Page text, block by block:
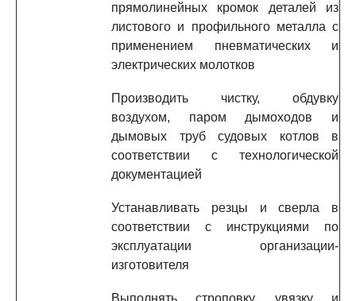
прямолинейных кромок деталей из
листового и профильного металла с
применением пневматических и
электрических молотков
Производить чистку, обдувку
воздухом, паром дымоходов и
дымовых труб судовых котлов в
соответствии с технологической
документацией
Устанавливать резцы и сверла в
соответствии с инструкциями по
эксплуатации организации-
изготовителя
Выполнять строповку, увязку и